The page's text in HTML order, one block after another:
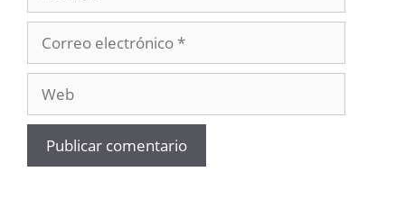
electrónico